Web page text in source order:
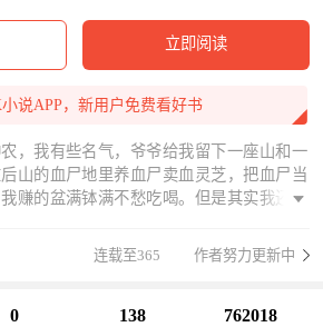
立即阅读
说APP，新用户免费看好书
，我有些名气，爷爷给我留下一座山和一
山的血尸地里养血尸卖血灵芝，把血尸当
赚的盆满钵满不愁吃喝。但是其实我还有
连载至365 作者努力更新中
0 138 762018